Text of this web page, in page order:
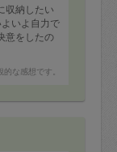
収納したい
いよ自力で
意をしたの
っかけで
ら決められ
納、キッチ
きていき
な感想です。